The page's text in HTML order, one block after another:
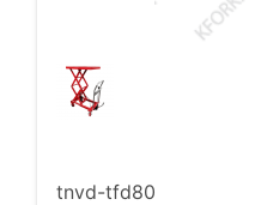
tnvd-tfd80